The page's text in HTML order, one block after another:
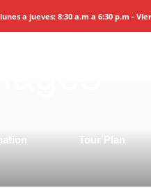
a jueves: 8:30 a.m a 6:30 p.m -
Tour Plan